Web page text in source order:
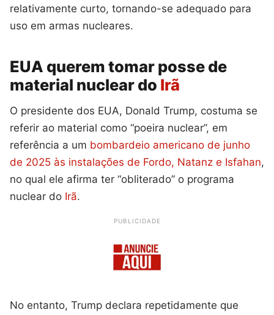
relativamente curto, tornando-se adequado para
uso em armas nucleares.
EUA querem tomar posse de
material nuclear do Irã
O presidente dos EUA, Donald Trump, costuma se
referir ao material como “poeira nuclear”, em
referência a um bombardeio americano de junho
de 2025 às instalações de Fordo, Natanz e Isfahan,
no qual ele afirma ter “obliterado” o programa
nuclear do Irã.
PUBLICIDADE
No entanto, Trump declara repetidamente que